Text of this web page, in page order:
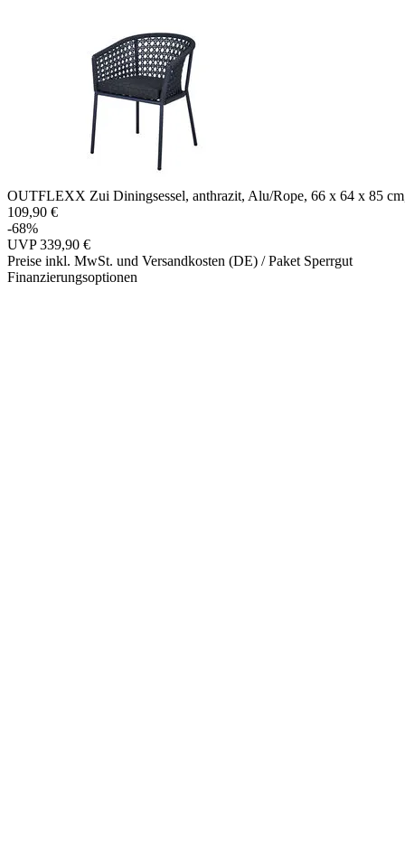
OUTFLEXX Zui Diningsessel, anthrazit, Alu/Rope, 66 x 64 x 85
109,90 €
-68%
UVP339,90 €
Preise inkl. MwSt. und Versandkosten (DE) / Paket Sperrgut
Finanzierungsoptionen